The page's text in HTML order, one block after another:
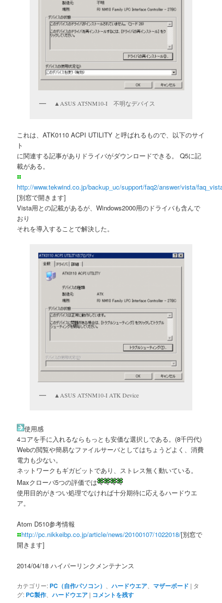
▲ASUS AT5NM10-I 不明なデバイス
これは、ATK0110 ACPI UTILITY と呼ばれるもので、以下のサイ
ト
に関連する記事がありドライバがダウンロードできる。 Q5に記
載がある。
http://www.tekwind.co.jp/backup_uc/support/faq2/answer/vista/
[別窓で開きます]
Vista用との記載があるが、Windows2000用のドライバも含んで
おり
それを導入することで解決した。
▲ASUS AT5NM10-I ATK Device
使用感
4コアを手に入れるならもっとも安価な選択しである。(8千円代)
Webの閲覧や簡易なファイルサーバとしてはちょうどよく、消費
電力も少ない。
ネットワークもギガビットであり、ストレス無く動いている。
Maxクローバ5つの評価では
使用目的がきつい処理でなければ十分期待に応えるハードウエ
ア。
Atom D510参考情報
http://pc.nikkeibp.co.jp/article/news/20100107/1022018/[別窓で
開きます]
2014/04/18 ハイパーリンクメンテナンス
カテゴリー: PC（自作パソコン） 、ハードウエア マザーボード | タ
グ: PC製作 、ハードウエア | コメントを残す